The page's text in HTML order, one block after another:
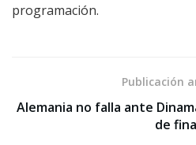
programación.
Publicación
Alemania no falla ante
de